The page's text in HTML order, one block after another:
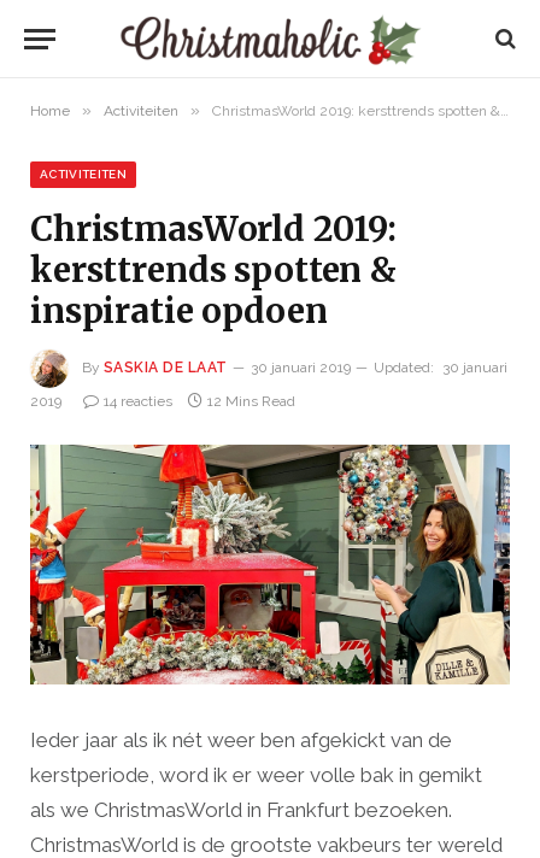
Home » Activiteiten » ChristmasWorld 2019: kersttrends spotten & inspiratie opdoen
ACTIVITEITEN
ChristmasWorld 2019:
kersttrends spotten &
inspiratie opdoen
By SASKIA DE LAAT 30 januari 2019 Updated:
30 januari
2019
14 reacties 12 Mins Read
Ieder jaar als ik nét weer ben afgekickt van de
kerstperiode, word ik er weer volle bak in gemikt
als we ChristmasWorld in Frankfurt bezoeken.
ChristmasWorld is de grootste vakbeurs ter wereld